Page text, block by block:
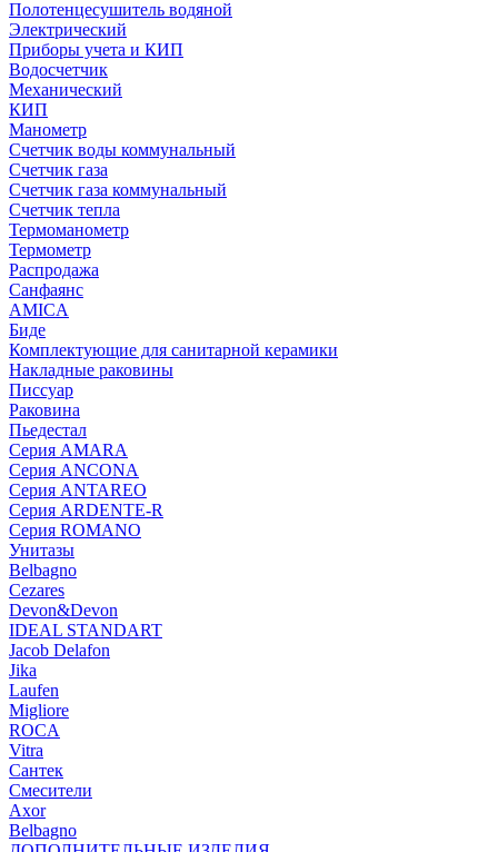
Полотенцесушитель водяной
Электрический
Приборы учета и КИП
Водосчетчик
Механический
КИП
Манометр
Счетчик воды коммунальный
Счетчик газа
Счетчик газа коммунальный
Счетчик тепла
Термоманометр
Термометр
Распродажа
Санфаянс
AMICA
Биде
Комплектующие для санитарной керамики
Накладные раковины
Писсуар
Раковина
Пьедестал
Серия AMARA
Серия ANCONA
Серия ANTAREO
Серия ARDENTE-R
Серия ROMANO
Унитазы
Belbagno
Cezares
Devon&Devon
IDEAL STANDART
Jacob Delafon
Jika
Laufen
Migliore
ROCA
Vitra
Сантек
Смесители
Axor
Belbagno